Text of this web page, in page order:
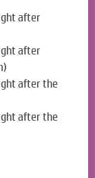
after
after
after the
after the